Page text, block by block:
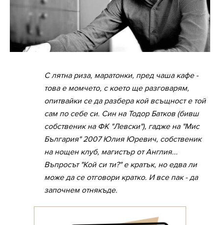
С лятна риза, маратонки, пред чаша кафе -
това е момчето, с което ще разговарям,
опитвайки се да разбера кой всъщност е той
сам по себе си. Син на Тодор Батков (бивш
собственик на ФК "Левски"), гадже на "Мис
България" 2007 Юлия Юревич, собственик
на нощен клуб, магистър от Англия...
Въпросът "Кой си ти?" е кратък, но едва ли
може да се отговори кратко. И все пак - да
започнем отнякъде.